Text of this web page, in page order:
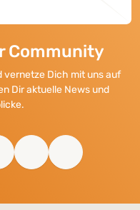
Community
vernetze Dich mit uns auf
Dir aktuelle News und